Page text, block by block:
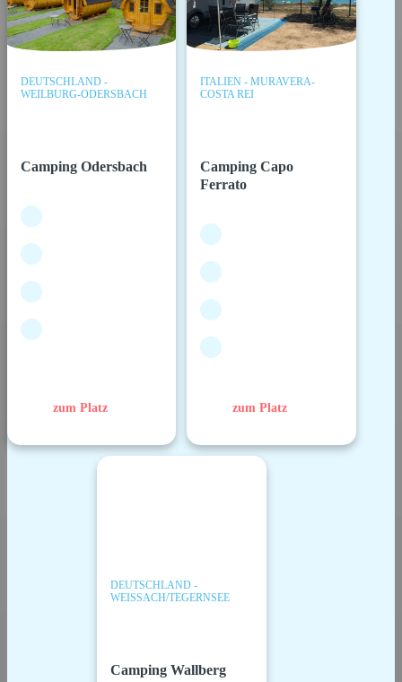
DEUTSCHLAND -
WEILBURG-ODERSBACH
Camping Odersbach
zum Platz
ITALIEN - MURAVERA-
COSTA REI
Camping Capo
Ferrato
zum Platz
DEUTSCHLAND -
WEISSACH/TEGERNSEE
Camping Wallberg